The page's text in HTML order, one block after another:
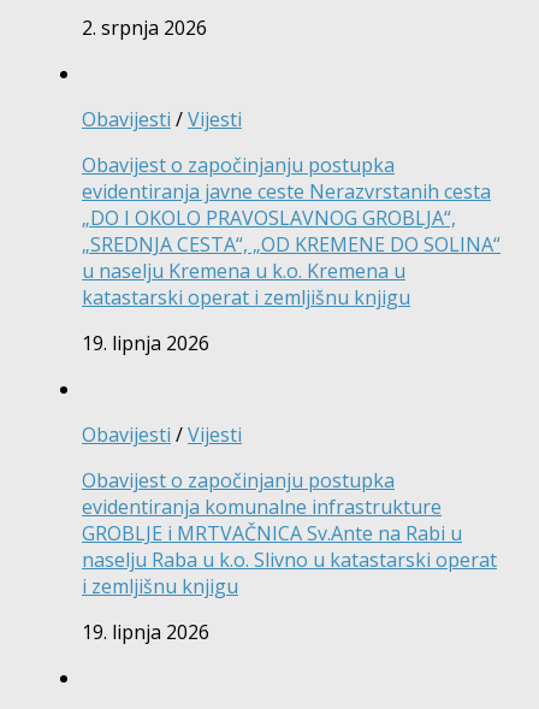
2. srpnja 2026
Obavijesti /Vijesti
Obavijest o započinjanju postupka
evidentiranja javne ceste Nerazvrstanih cesta
„DO I OKOLO PRAVOSLAVNOG GROBLJA“,
„SREDNJA CESTA“, „OD KREMENE DO SOLINA“
u naselju Kremena u k.o. Kremena u
katastarski operat i zemljišnu knjigu
19. lipnja 2026
Obavijesti /Vijesti
Obavijest o započinjanju postupka
evidentiranja komunalne infrastrukture
GROBLJE i MRTVAČNICA Sv.Ante na Rabi u
naselju Raba u k.o. Slivno u katastarski operat
i zemljišnu knjigu
19. lipnja 2026